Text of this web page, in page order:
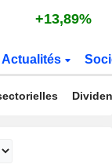
+13,89%
Actualités